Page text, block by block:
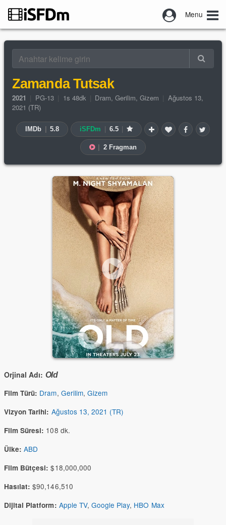
Menu
Zamanda Tutsak
2021 PG-13 1s 48dk Dram, Gerilim, Gizem
Ağustos 13,
2021 (TR)
IMDb 5.8 iSFDm 6.5
2 Fragman
Orjinal Adı: Old
Film Türü: Dram, Gerilim, Gizem
Vizyon Tarihi: Ağustos 13, 2021 (TR)
Film Süresi: 108 dk.
Ülke: ABD
Film Bütçesi: $18,000,000
Hasılat: $90,146,510
Dijital Platform: Apple TV, Google Play, HBO Max